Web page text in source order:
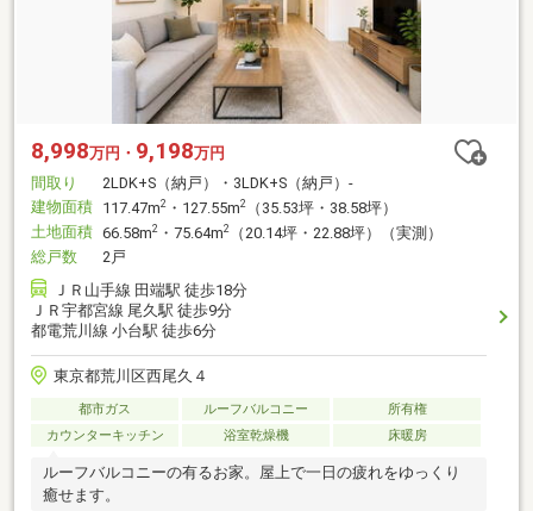
8,998万円・ 9,198万円
間取り
2LDK+S（納戸）・3LDK+S（納戸）-
建物面積 117.47m2 ・127.55m2
（35.53坪・38.58坪）
土地面積 66.58m2 ・75.64m2
（20.14坪・22.88坪）（実測）
総戸数
2戸
ＪＲ山手線 田端駅 徒歩18分
ＪＲ宇都宮線 尾久駅 徒歩9分
都電荒川線 小台駅 徒歩6分
東京都荒川区西尾久４
都市ガス ルーフバルコニー
所有権
カウンターキッチン
浴室乾燥機 床暖房
ルーフバルコニーの有るお家。屋上で一日の疲れをゆっくり
癒せます。